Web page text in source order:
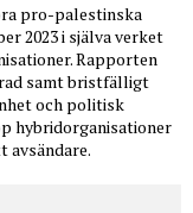
pro-palestinska
2023 i själva verket
Rapporten
samt bristfälligt
och politisk
hybridorganisationer
avsändare.